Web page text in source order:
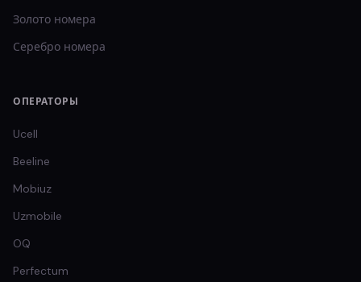
Золото номера
Серебро номера
ОПЕРАТОРЫ
Ucell
Beeline
Mobiuz
Uzmobile
OQ
Perfectum